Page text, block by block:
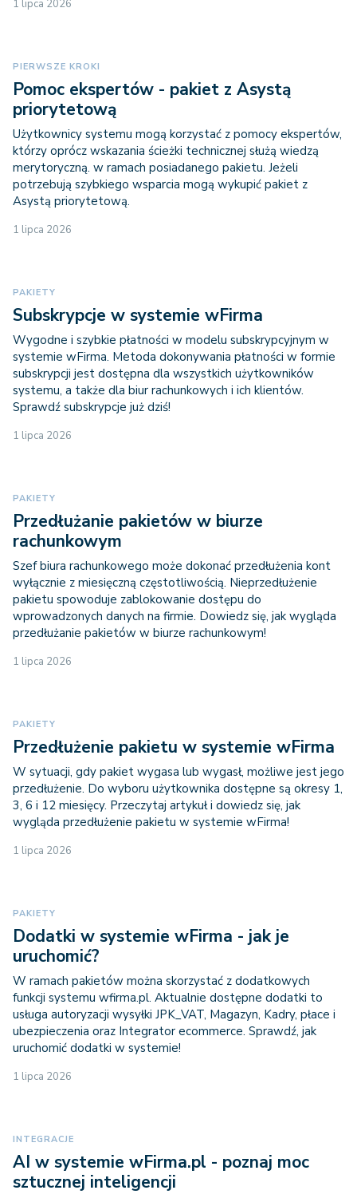
1 lipca 2026
PIERWSZE KROKI
Pomoc ekspertów - pakiet z Asystą
priorytetową
Użytkownicy systemu mogą korzystać z pomocy ekspertów,
którzy oprócz wskazania ścieżki technicznej służą wiedzą
merytoryczną. w ramach posiadanego pakietu. Jeżeli
potrzebują szybkiego wsparcia mogą wykupić pakiet z
Asystą priorytetową.
1 lipca 2026
PAKIETY
Subskrypcje w systemie wFirma
Wygodne i szybkie płatności w modelu subskrypcyjnym w
systemie wFirma. Metoda dokonywania płatności w formie
subskrypcji jest dostępna dla wszystkich użytkowników
systemu, a także dla biur rachunkowych i ich klientów.
Sprawdź subskrypcje już dziś!
1 lipca 2026
PAKIETY
Przedłużanie pakietów w biurze
rachunkowym
Szef biura rachunkowego może dokonać przedłużenia kont
wyłącznie z miesięczną częstotliwością. Nieprzedłużenie
pakietu spowoduje zablokowanie dostępu do
wprowadzonych danych na firmie. Dowiedz się, jak wygląda
przedłużanie pakietów w biurze rachunkowym!
1 lipca 2026
PAKIETY
Przedłużenie pakietu w systemie wFirma
W sytuacji, gdy pakiet wygasa lub wygasł, możliwe jest jego
przedłużenie. Do wyboru użytkownika dostępne są okresy 1,
3, 6 i 12 miesięcy. Przeczytaj artykuł i dowiedz się, jak
wygląda przedłużenie pakietu w systemie wFirma!
1 lipca 2026
PAKIETY
Dodatki w systemie wFirma - jak je
uruchomić?
W ramach pakietów można skorzystać z dodatkowych
funkcji systemu wfirma.pl. Aktualnie dostępne dodatki to
usługa autoryzacji wysyłki JPK_VAT, Magazyn, Kadry, płace i
ubezpieczenia oraz Integrator ecommerce. Sprawdź, jak
uruchomić dodatki w systemie!
1 lipca 2026
INTEGRACJE
AI w systemie wFirma.pl - poznaj moc
sztucznej inteligencji